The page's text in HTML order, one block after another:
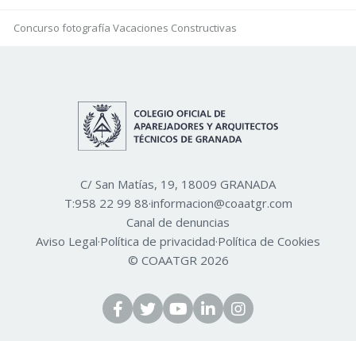
Concurso fotografía Vacaciones Constructivas
C/ San Matías, 19, 18009 GRANADA
T:958 22 99 88·informacion@coaatgr.com
Canal de denuncias
Aviso Legal·Política de privacidad·Política de Cookies
© COAATGR 2026